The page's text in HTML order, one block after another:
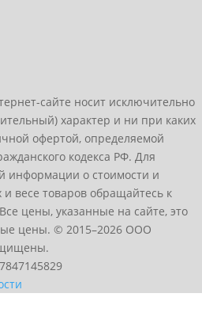
сайте носит исключительно
характер и ни при каких
офертой, определяемой
кодекса РФ. Для
о стоимости и
и весе товаров обращайтесь к
цены, указанные на сайте, это
цены. © 2015–2026 ООО